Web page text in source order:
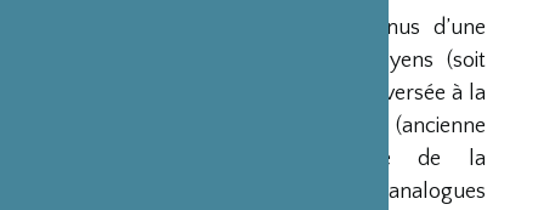
Ses ressources proviennent des revenus d’une
dotation initiale de trois milliards de yens (soit
environ 20 millions d’euros à l’époque) versée à la
France par la Fondation Nippon (ancienne
Fondation de l’Industrie Japonaise de la
Construction Navale). Des institutions analogues